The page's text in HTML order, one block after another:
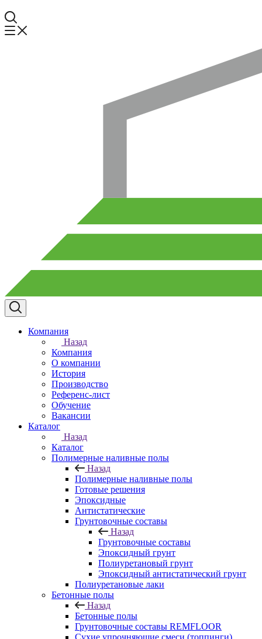
Компания
Назад
Компания
О компании
История
Производство
Референс-лист
Обучение
Вакансии
Каталог
Назад
Каталог
Полимерные наливные полы
Назад
Полимерные наливные полы
Готовые решения
Эпоксидные
Антистатические
Грунтовочные составы
Назад
Грунтовочные составы
Эпоксидный грунт
Полиуретановый грунт
Эпоксидный антистатический грунт
Полиуретановые лаки
Бетонные полы
Назад
Бетонные полы
Грунтовочные составы REMFLOOR
Сухие упрочняющие смеси (топпинги)